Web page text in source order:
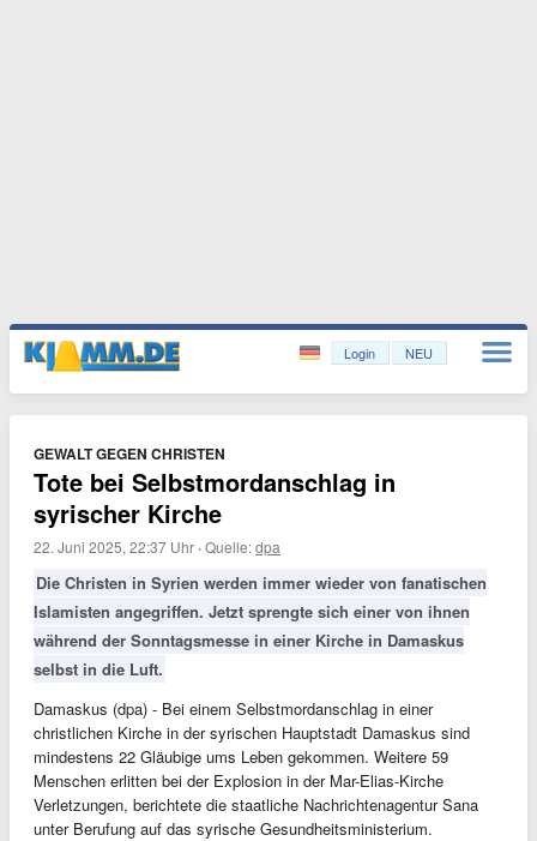
Login NEU
GEWALT GEGEN CHRISTEN
Tote bei Selbstmordanschlag in
syrischer Kirche
22. Juni 2025, 22:37 Uhr ·Quelle:dpa
Die Christen in Syrien werden immer wieder von fanatischen
Islamisten angegriffen. Jetzt sprengte sich einer von ihnen
während der Sonntagsmesse in einer Kirche in Damaskus
selbst in die Luft.
Damaskus (dpa) - Bei einem Selbstmordanschlag in einer
christlichen Kirche in der syrischen Hauptstadt Damaskus sind
mindestens 22 Gläubige ums Leben gekommen. Weitere 59
Menschen erlitten bei der Explosion in der Mar-Elias-Kirche
Verletzungen, berichtete die staatliche Nachrichtenagentur Sana
unter Berufung auf das syrische Gesundheitsministerium.